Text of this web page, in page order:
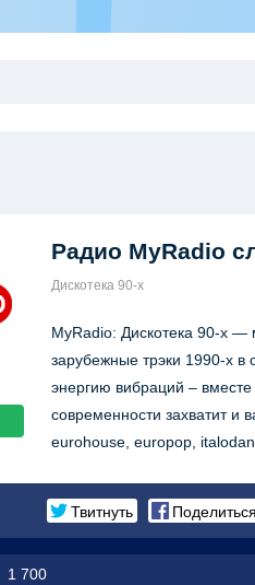
Радио MyRadio
Дискотека 90-х
MyRadio: Дискотека 90-х —
зарубежные трэки 1990-х в
энергию вибраций –
современности захватит
eurohouse, europop,
Твитнуть Поделиться
1 700